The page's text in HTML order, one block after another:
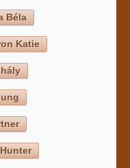
Béla
Katie